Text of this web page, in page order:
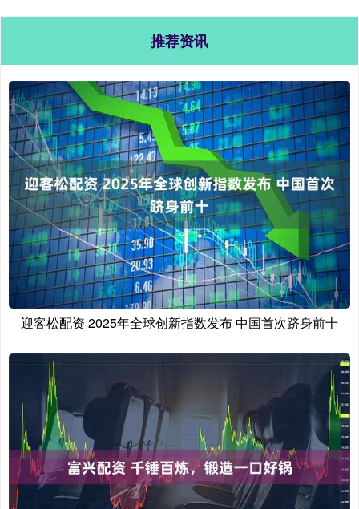
推荐资讯
迎客松配资 2025年全球创新指数发布 中国首次跻身前十